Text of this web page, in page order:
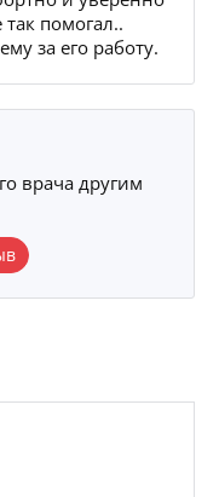
помогал..
за его работу.
врача другим